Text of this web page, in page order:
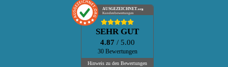
AUSGEZEICHNET.org
Kundenbewertungen
SEHR GUT
4.87 / 5.00
30 Bewertungen
Hinweis zu den Bewertungen